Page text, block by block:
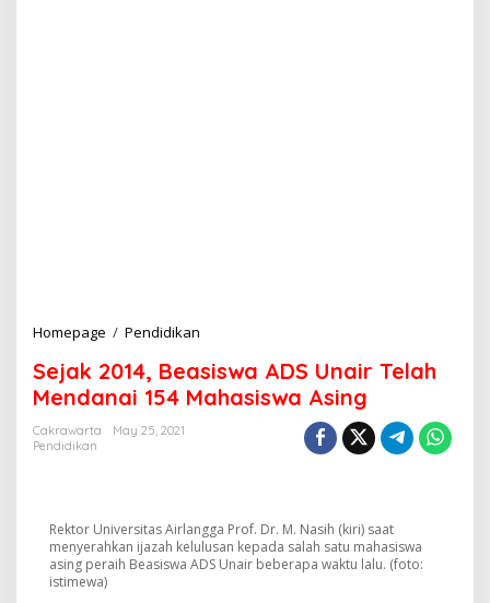
Homepage / Pendidikan
j
a
k
B
e
a
Sejak 2014, Beasiswa ADS Unair Telah
Mendanai 154 Mahasiswa Asing
Cakrawarta
May 25, 2021
Pendidikan
Rektor Universitas Airlangga Prof. Dr. M. Nasih (kiri) saat
menyerahkan ijazah kelulusan kepada salah satu mahasiswa
asing peraih Beasiswa ADS Unair beberapa waktu lalu. (foto:
istimewa)